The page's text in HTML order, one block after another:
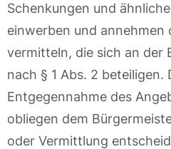
Schenkungen und
einwerben und annehmen
vermitteln, die sich an der
nach § 1 Abs. 2 beteiligen.
Entgegennahme des
obliegen dem
oder Vermittlung